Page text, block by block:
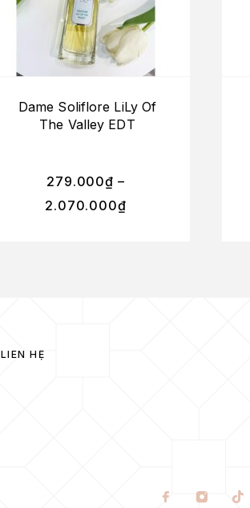
Dame Soliflore LiLy Of
The Valley EDT
279.000₫ –
2.070.000₫
LIÊN HỆ